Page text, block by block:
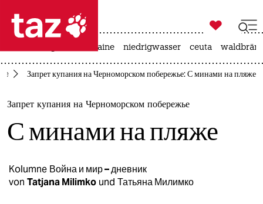
 taz zahl ich
taz zahl ich
themen
politik
gesellschaft

taz zahl ich
krieg in der ukraine niedrigwasser ceuta
Запрет купания на Черноморском побережье: С минами на пляже
Запрет купания на Черноморском побережье
С минами на пляже
Kolumne Война и мир – дневник
von Tatjana Milimko und Татьяна Милимко